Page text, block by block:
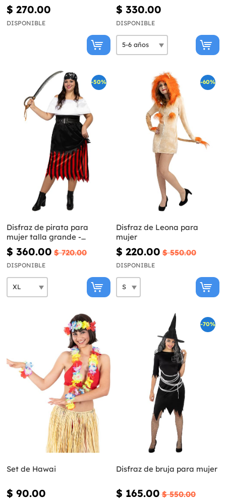
$ 270.00
DISPONIBLE
$ 330.00
DISPONIBLE
-50%
Disfraz de pirata para
mujer talla grande -
Colección bucanero
$ 360.00 $ 720.00
DISPONIBLE
-60%
Disfraz de Leona para
mujer
$ 220.00 $ 550.00
DISPONIBLE
Set de Hawai
$ 90.00
-70%
Disfraz de bruja para mujer
$ 165.00 $ 550.00